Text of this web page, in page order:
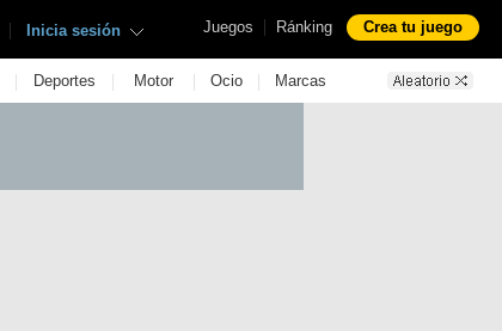
Juegos | Ránking Crea tu juego
| Inicia sesión
| Deportes | Motor | Ocio | Marcas